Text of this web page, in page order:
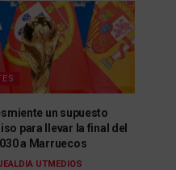
un supuesto
para llevar la final del
a Marruecos
UTMEDIOS